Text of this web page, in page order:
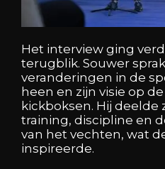
Het interview ging
terugblik. Souwer
veranderingen in de
heen en zijn visie op
kickboksen. Hij deelde
training, discipline en
van het vechten, wat
inspireerde.